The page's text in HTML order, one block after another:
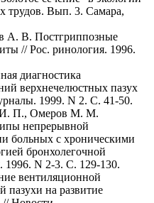
трудов. Вып. 3. Самара,
А. В. Постгриппозные
// Рос. ринология. 1996.
диагностика
верхнечелюстных пазух
1999. N 2. C. 41-50.
И. П., Омеров М. М.
непрерывной
больных с хроническими
бронхолегочной
1996. N 2-3. C. 129-130.
вентиляционной
пазухи на развитие